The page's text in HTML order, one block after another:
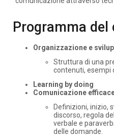
Programma del
Organizzazione e
Struttura di una
contenuti, esempi
Learning by doing
Comunicazione
Definizioni, inizio,
discorso, regola
verbale e
delle domande.